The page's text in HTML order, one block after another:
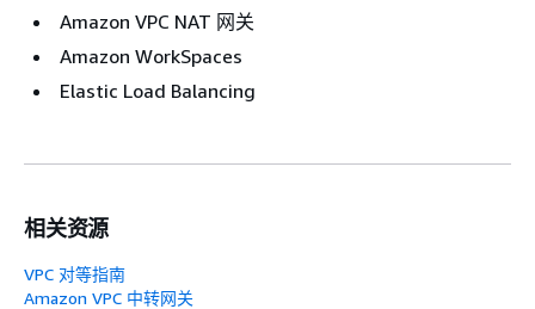
Amazon VPC NAT 网关
Amazon WorkSpaces
Elastic Load Balancing
相关资源
VPC 对等指南
Amazon VPC 中转网关